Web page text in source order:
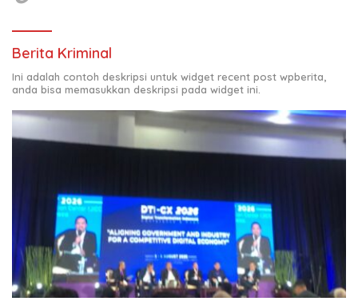
Berita Kriminal
Ini adalah contoh deskripsi untuk widget recent post wpberita,
anda bisa memasukkan deskripsi pada widget ini.